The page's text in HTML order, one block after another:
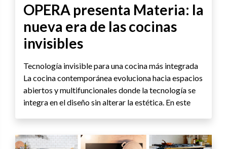
OPERA presenta Materia: la
nueva era de las cocinas
invisibles
Tecnología invisible para una cocina más integrada
La cocina contemporánea evoluciona hacia espacios
abiertos y multifuncionales donde la tecnología se
integra en el diseño sin alterar la estética. En este